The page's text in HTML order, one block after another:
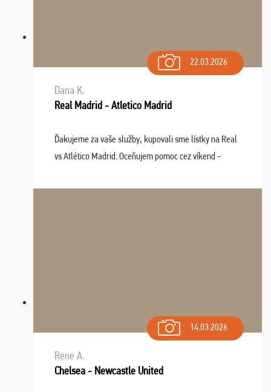
22.03.2026
Dana K.
Real Madrid - Atletico Madrid
Ďakujeme za vaše služby, kupovali sme lístky na Real
vs Atlético Madrid. Oceňujem pomoc cez víkend -
spokojnosti. Sedenie bolo dobré, štadión Barnabéu ...
14.03.2026
Rene A.
Chelsea - Newcastle United